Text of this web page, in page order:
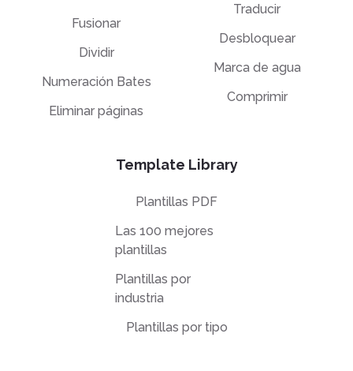
Fusionar
Dividir
Numeración Bates
Eliminar páginas
Traducir
Desbloquear
Marca de agua
Comprimir
Template Library
Plantillas PDF
Las 100 mejores
plantillas
Plantillas por
industria
Plantillas por tipo